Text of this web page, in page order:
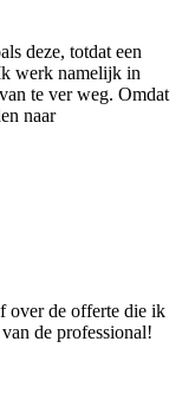
deze, totdat een
werk namelijk in
te ver weg. Omdat
naar
over de offerte die ik
de professional!